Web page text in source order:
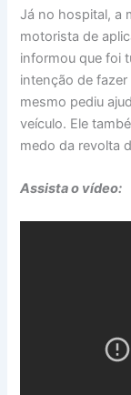
Já no hospital, a
motorista de
informou que foi
intenção de fazer
mesmo pediu
veículo. Ele
medo da revolta
Assista o vídeo: